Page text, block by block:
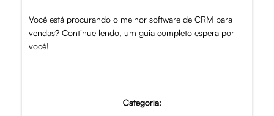
Você está procurando o melhor software de CRM para
vendas? Continue lendo, um guia completo espera por
você!
Categoria: